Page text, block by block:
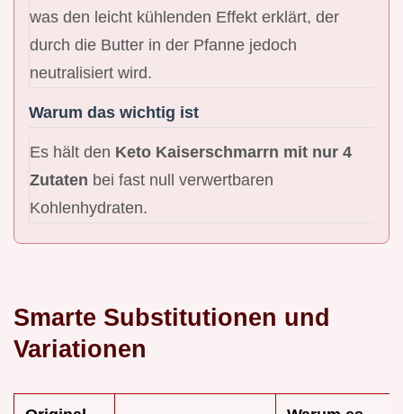
was den leicht kühlenden Effekt erklärt, der
durch die Butter in der Pfanne jedoch
neutralisiert wird.
Warum das wichtig ist
Es hält den Keto Kaiserschmarrn mit nur 4
Zutaten bei fast null verwertbaren
Kohlenhydraten.
Smarte Substitutionen und
Variationen